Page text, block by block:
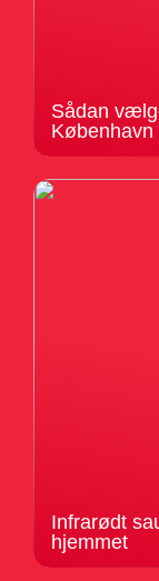
Sådan
Infrarødt
hjemmet